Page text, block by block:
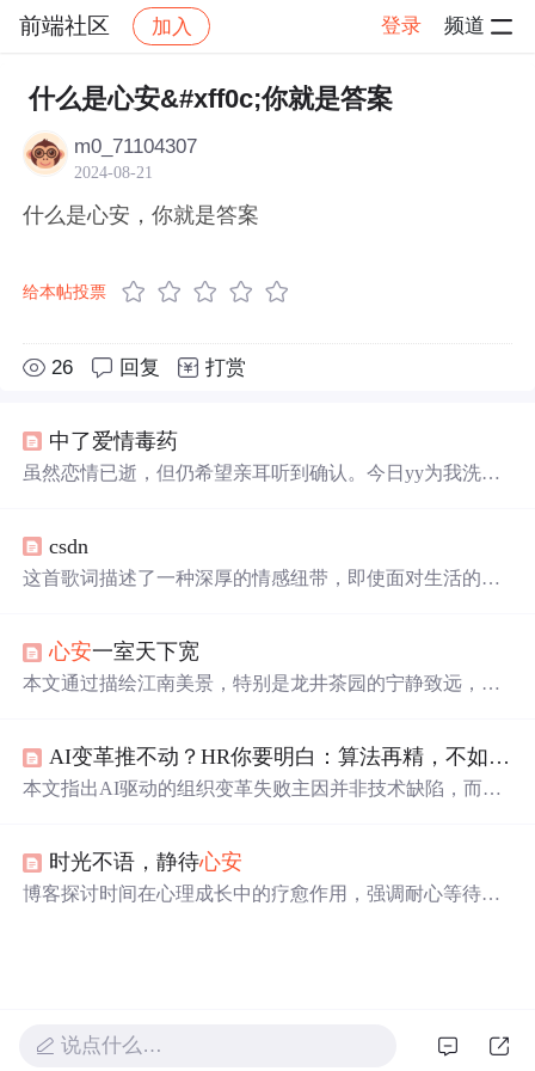
前端社区 加入 登录 频道
社区 前端社区 感慨 帖子详情
什么是心安&#xff0c;你就是答案
m0_71104307
2024-08-21
什么是心安，你就是答案
给本帖投票
26 回复 打赏
中了爱情毒药
虽然恋情已逝，但仍希望亲耳听到确认。今日yy为我洗
csdn
这首歌词描述了一种深厚的情感纽带，即使面对生活的起
但在平凡的日子里却处处体现着对彼此深深的关怀与理
解。
心安一室天下宽
本文通过描绘江南美景，特别是龙井茶园的宁静致远，引
静与满足。
AI变革推不动？HR你要明白：算法再精，不如人
本文指出AI驱动的组织变革失败主因并非技术缺陷，而是
份，将潜在阻力转化为变革守护者。强调变革本质是‘双向
奔赴’的人本过程，核心能力在于安顿人心而非优化模型。
时光不语，静待心安
博客探讨时间在心理成长中的疗愈作用，强调耐心等待、
说点什么…